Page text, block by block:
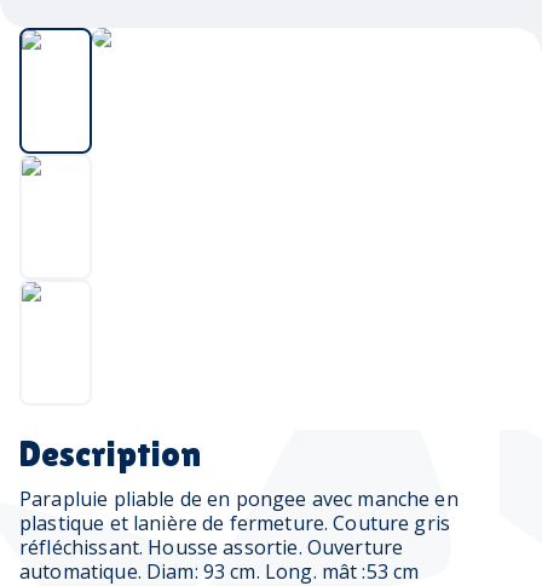
Description
Parapluie pliable de en pongee avec manche en
plastique et lanière de fermeture. Couture gris
réfléchissant. Housse assortie. Ouverture
automatique. Diam: 93 cm. Long. mât :53 cm